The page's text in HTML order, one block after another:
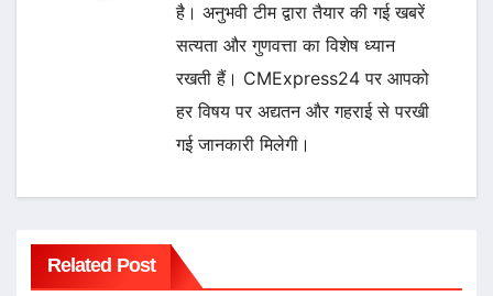
है। अनुभवी टीम द्वारा तैयार की गई खबरें
सत्यता और गुणवत्ता का विशेष ध्यान
रखती हैं। CMExpress24 पर आपको
हर विषय पर अद्यतन और गहराई से परखी
गई जानकारी मिलेगी।
Related Post